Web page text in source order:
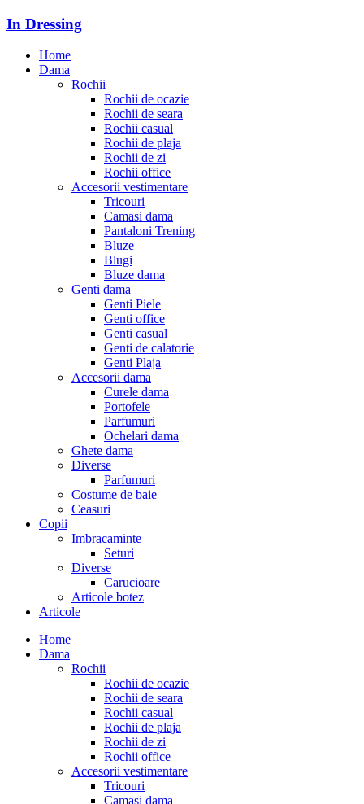
In Dressing
Home
Dama
Rochii
Rochii de ocazie
Rochii de seara
Rochii casual
Rochii de plaja
Rochii de zi
Rochii office
Accesorii vestimentare
Tricouri
Camasi dama
Pantaloni Trening
Bluze
Blugi
Bluze dama
Genti dama
Genti Piele
Genti office
Genti casual
Genti de calatorie
Genti Plaja
Accesorii dama
Curele dama
Portofele
Parfumuri
Ochelari dama
Ghete dama
Diverse
Parfumuri
Costume de baie
Ceasuri
Copii
Imbracaminte
Seturi
Diverse
Carucioare
Articole botez
Articole
Home
Dama
Rochii
Rochii de ocazie
Rochii de seara
Rochii casual
Rochii de plaja
Rochii de zi
Rochii office
Accesorii vestimentare
Tricouri
Camasi dama